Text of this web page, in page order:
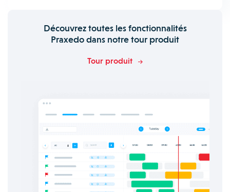
Découvrez toutes les fonctionnalités
Praxedo dans notre tour produit
Tour produit